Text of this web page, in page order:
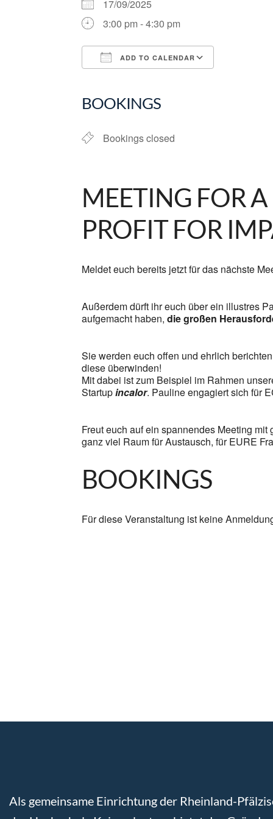
17/09/2025
3:00 pm - 4:30 pm
ADD TO CALENDAR
BOOKINGS
Bookings closed
MEETING FOR
PROFIT FOR
Meldet euch bereits jetzt für das nächste
Außerdem dürft ihr euch über ein illustres
aufgemacht haben,die großen
Sie werden euch offen und ehrlich
diese überwinden!
Mit dabei ist zum Beispiel im Rahmen
Startupincalor. Pauline engagiert sich für
Freut euch auf ein spannendes Meeting
ganz viel Raum für Austausch, für EURE
BOOKINGS
Für diese Veranstaltung ist keine
Als gemeinsame Einrichtung der Rheinland-